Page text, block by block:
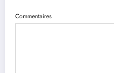
Commentaires